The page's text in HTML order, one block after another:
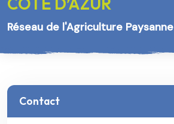
Réseau de l'Agriculture Paysanne
Contact